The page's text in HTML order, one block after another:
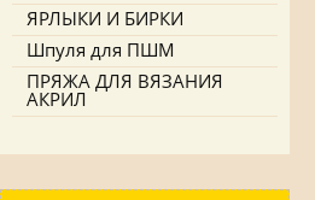
ЯРЛЫКИ И БИРКИ
Шпуля для ПШМ
ПРЯЖА ДЛЯ ВЯЗАНИЯ
АКРИЛ